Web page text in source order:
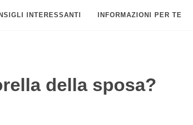
INTERESSANTI INFORMAZIONI PER TE
della sposa?